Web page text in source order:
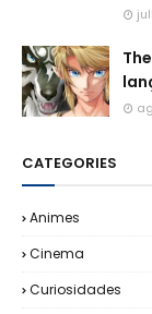
CATEGORIES
Animes
Cinema
Curiosidades